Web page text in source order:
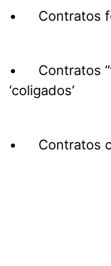
• Contratos
• Contratos
‘coligados’
• Contratos